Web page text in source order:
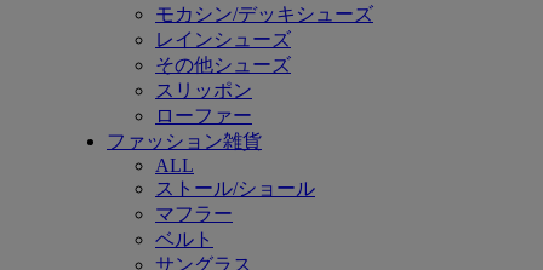
モカシン/デッキシューズ
レインシューズ
その他シューズ
スリッポン
ローファー
ファッション雑貨
ALL
ストール/ショール
マフラー
ベルト
サングラス